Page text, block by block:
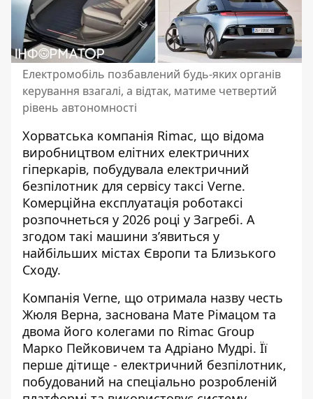
Електромобіль позбавлений будь-яких органів
керування взагалі, а відтак, матиме четвертий
рівень автономності
Хорватська компанія Rimac, що відома
виробництвом елітних електричних
гіперкарів, побудувала електричний
безпілотник для сервісу таксі Verne.
Комерційна експлуатація роботаксі
розпочнеться у 2026 році у Загребі. А
згодом такі машини з’явиться у
найбільших містах Європи та Близького
Сходу.
Компанія Verne, що отримала назву честь
Жюля Верна, заснована Мате Рімацом та
двома його колегами по Rimac Group
Марко Пейковичем та Адріано Мудрі. Її
перше дітище - електричний безпілотник,
побудований на спеціально розробленій